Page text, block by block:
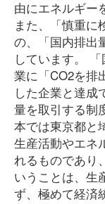
由にエネルギー
また、「慎重に
の、「国内排出
しています。
業に「CO2を排
した企業と達成
量を取引する制
本では東京都と
生産活動やエネ
れるものであり
いうことは、生
ず、極めて経済